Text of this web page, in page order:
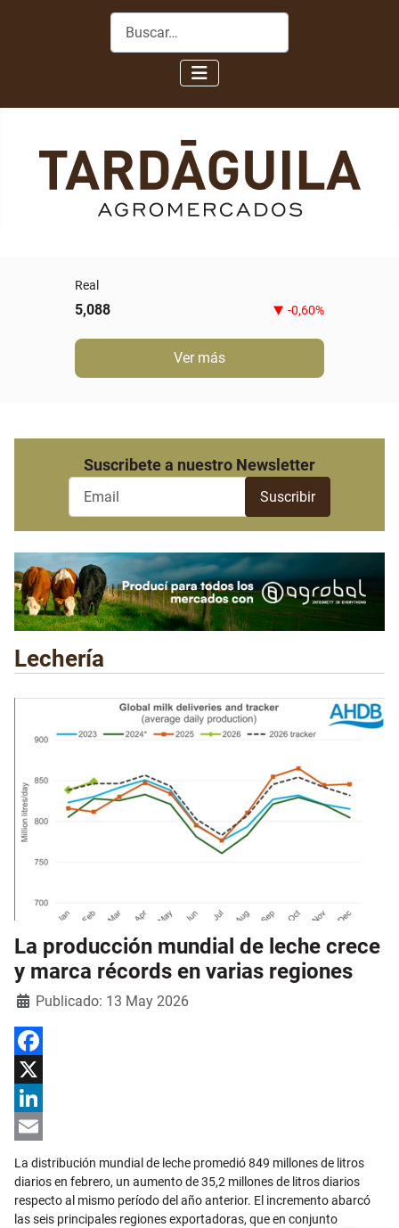
Buscar
Real
5,088 -0,60%
Ver más
Suscribete a nuestro Newsletter
Lechería
La producción mundial de leche crece
y marca récords en varias regiones
DetallesPublicado: 13 May 2026
Facebook
X
LinkedIn
Email
La distribución mundial de leche promedió 849 millones de litros
diarios en febrero, un aumento de 35,2 millones de litros diarios
respecto al mismo período del año anterior. El incremento abarcó
las seis principales regiones exportadoras, que en conjunto